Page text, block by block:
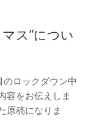
ス”につい
ロックダウン中
容をお伝えしま
原稿になりま